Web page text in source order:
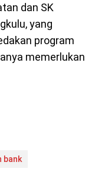
dan SK
yang
program
memerlukan
bank